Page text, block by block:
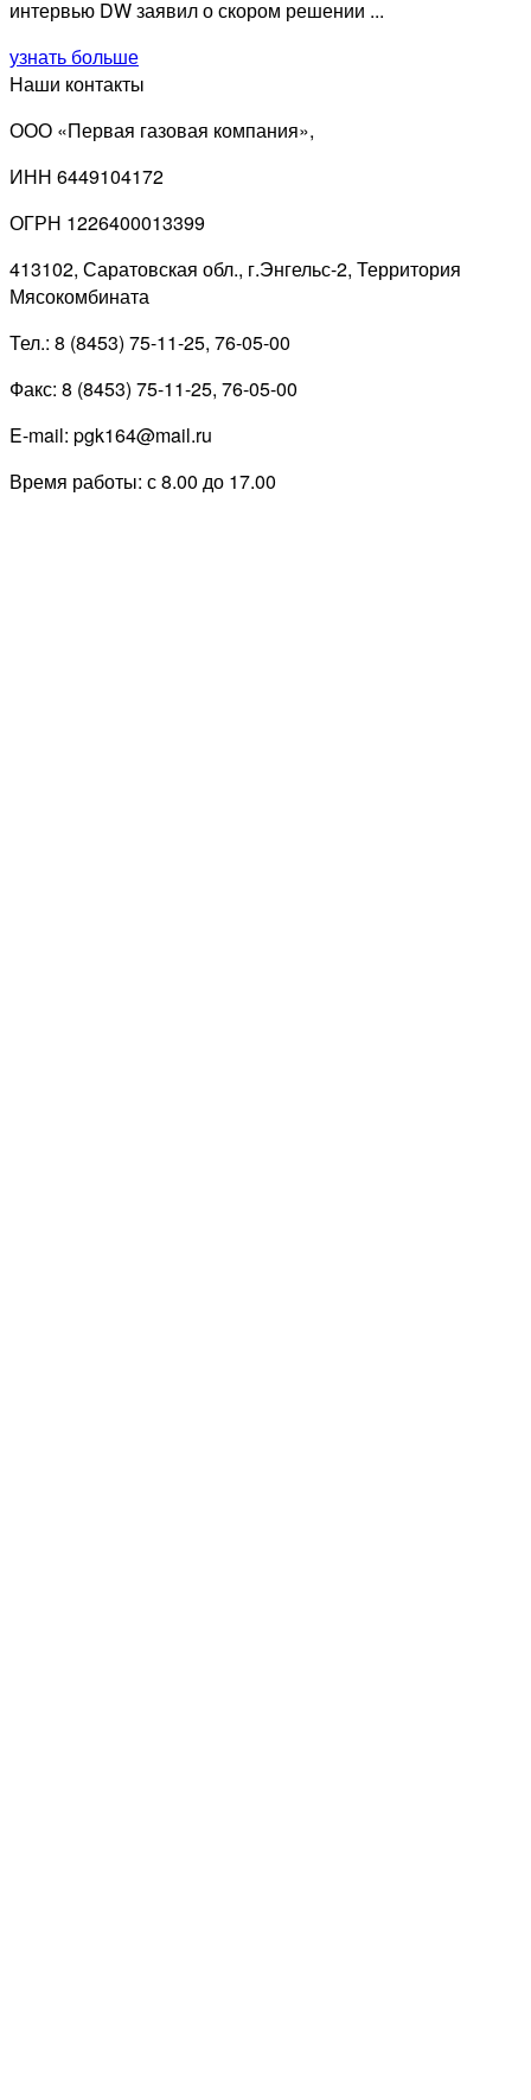
интервью DW заявил о скором решении ...
узнать больше
Наши контакты
ООО «Первая газовая компания»,
ИНН 6449104172
ОГРН 1226400013399
413102, Саратовская обл., г.Энгельс-2, Территория
Мясокомбината
Тел.: 8 (8453) 75-11-25, 76-05-00
Факс: 8 (8453) 75-11-25, 76-05-00
E-mail: pgk164@mail.ru
Время работы: с 8.00 до 17.00